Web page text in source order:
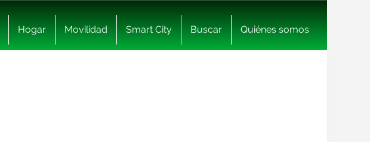
Hogar Movilidad Smart City Buscar Quiénes somos